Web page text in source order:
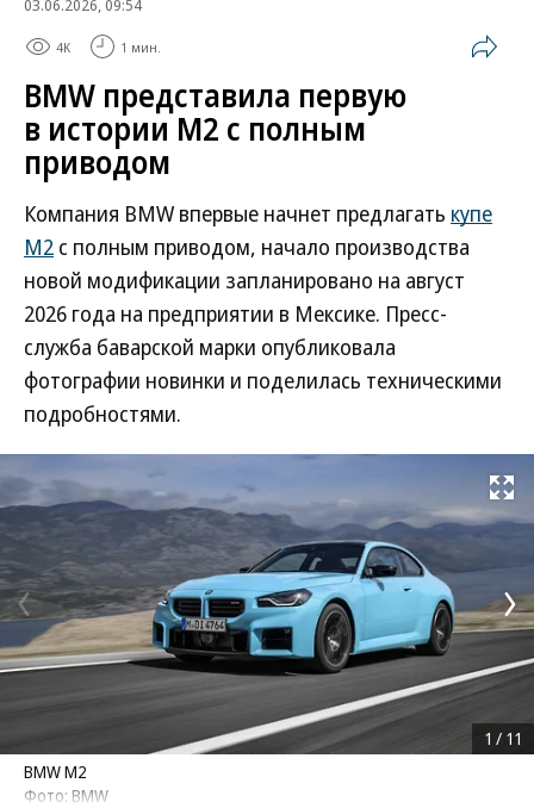
03.06.2026, 09:54
4K 1 мин.
BMW представила первую
в истории М2 с полным
приводом
Компания BMW впервые начнет предлагать купе
M2 с полным приводом, начало производства
новой модификации запланировано на август
2026 года на предприятии в Мексике. Пресс-
служба баварской марки опубликовала
фотографии новинки и поделилась техническими
подробностями.
Развернуть
BMW M2
Фото: BMW
1 / 11